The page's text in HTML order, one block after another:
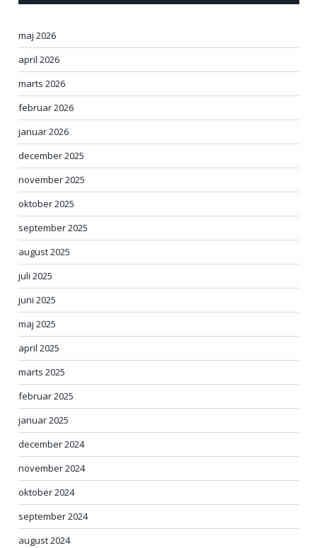
maj 2026
april 2026
marts 2026
februar 2026
januar 2026
december 2025
november 2025
oktober 2025
september 2025
august 2025
juli 2025
juni 2025
maj 2025
april 2025
marts 2025
februar 2025
januar 2025
december 2024
november 2024
oktober 2024
september 2024
august 2024